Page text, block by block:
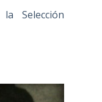
Selección